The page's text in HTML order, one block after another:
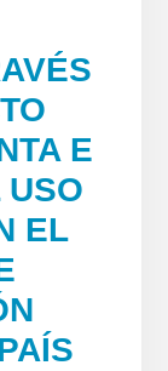
E
USO
EL